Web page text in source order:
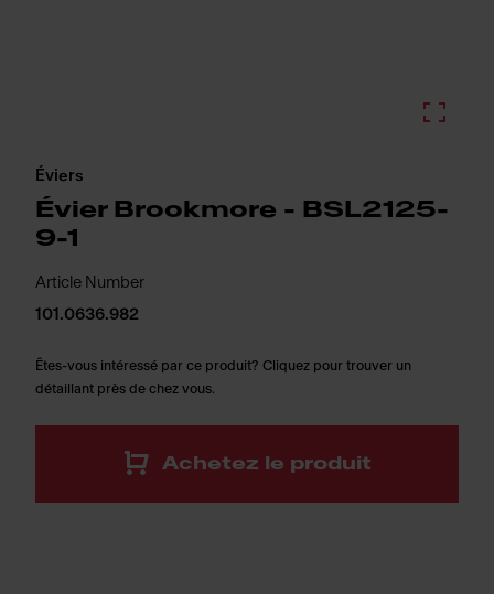
Éviers
Évier Brookmore - BSL2125-
9-1
Article Number
101.0636.982
Êtes-vous intéressé par ce produit? Cliquez pour trouver un
détaillant près de chez vous.
Achetez le produit